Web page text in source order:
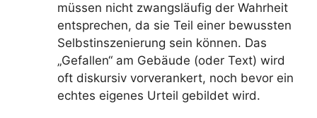
müssen nicht zwangsläufig der Wahrheit
entsprechen, da sie Teil einer bewussten
Selbstinszenierung sein können. Das
„Gefallen“ am Gebäude (oder Text) wird
oft diskursiv vorverankert, noch bevor ein
echtes eigenes Urteil gebildet wird.